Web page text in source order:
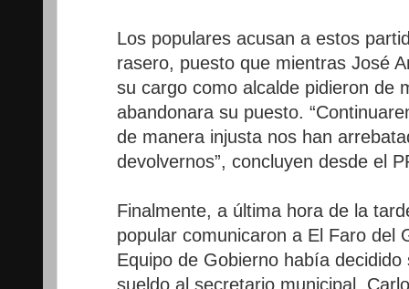
Los populares acusan a estos
rasero, puesto que mientras José
su cargo como alcalde pidieron de
abandonara su puesto.
de manera injusta nos han
devolvernos”, concluyen desde el
Finalmente, a última hora de la
popular comunicaron a El Faro del
Equipo de Gobierno había
sueldo al secretario municipal,